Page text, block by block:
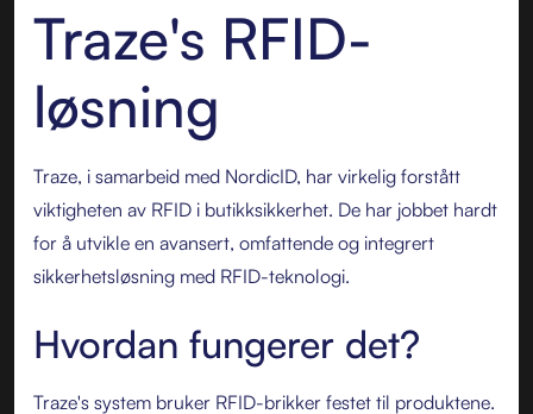
Traze's RFID-
løsning
Traze, i samarbeid med NordicID, har virkelig forstått
viktigheten av RFID i butikksikkerhet. De har jobbet hardt
for å utvikle en avansert, omfattende og integrert
sikkerhetsløsning med RFID-teknologi.
Hvordan fungerer det?
Traze's system bruker RFID-brikker festet til produktene.